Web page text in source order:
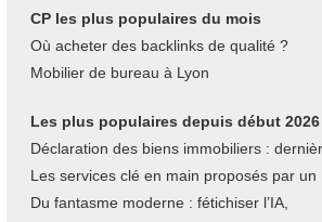
CP les plus populaires du mois
Où acheter des backlinks de qualité ?
Mobilier de bureau à Lyon
Les plus populaires depuis début 2026
Déclaration des biens immobiliers :
Les services clé en main proposés par un
Du fantasme moderne : fétichiser l’IA,